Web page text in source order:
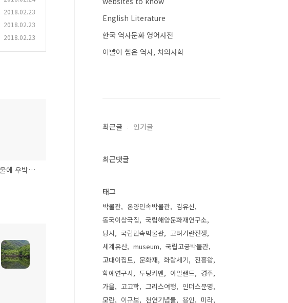
2018.02.23
2018.02.23
2018.02.23
상야(上邪)..겨울에 우박치고 여름에 눈내리면
English Literature
한국 역사문화 영어사전
이빨이 씹은 역사, 치의사학
최근글 인기글
최근댓글
태그
박물관 온양민속박물관
김유신
동국이상국집
국립해양문화재연구소
당시
국립민속박물관
고려거란전쟁
세계유산
museum
국립고궁박물관
고대이집트
문화재 화랑세기
진흥왕
학예연구사
투탕카멘 아일랜드
경주
가을
고고학 그리스여행
인더스문명
모란
이규보 천연기념물 용인 미라